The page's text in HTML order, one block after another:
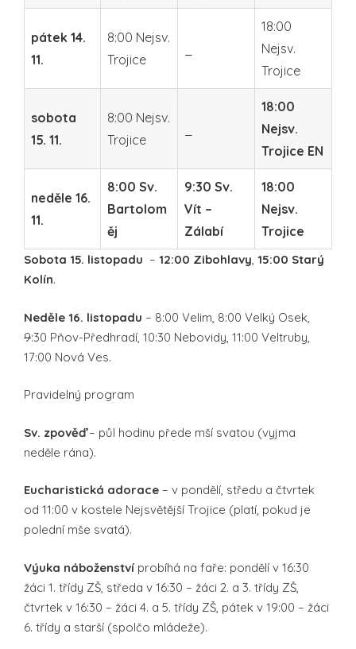
pátek 14.
11.
8:00 Nejsv.
Trojice
18:00
Nejsv.
Trojice
sobota
15. 11.
8:00 Nejsv.
Trojice
18:00
Nejsv.
Trojice EN
neděle 16.
11.
8:00 Sv.
Bartolom
ěj
9:30 Sv.
Vít –
Zálabí
18:00
Nejsv.
Trojice
Sobota 15. listopadu – 12:00 Zibohlavy, 15:00 Starý
Kolín.
Neděle 16. listopadu – 8:00 Velim, 8:00 Velký Osek,
9:30 Pňov-Předhradí, 10:30 Nebovidy, 11:00 Veltruby,
17:00 Nová Ves.
Pravidelný program
Sv. zpověď– půl hodinu přede mší svatou (vyjma
neděle rána).
Eucharistická adorace – v pondělí, středu a čtvrtek
od 11:00 v kostele Nejsvětější Trojice (platí, pokud je
polední mše svatá).
Výuka náboženství probíhá na faře: pondělí v 16:30
žáci 1. třídy ZŠ, středa v 16:30 – žáci 2. a 3. třídy ZŠ,
čtvrtek v 16:30 – žáci 4. a 5. třídy ZŠ, pátek v 19:00 – žáci
6. třídy a starší (spolčo mládeže).